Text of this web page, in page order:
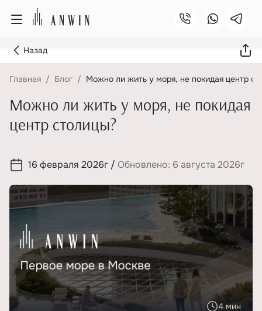
Назад
Главная Блог Можно ли жить у моря, не покидая центр
Можно ли жить у моря, не покидая
центр столицы?
16 февраля 2026г / Обновлено: 6 августа 2026г
4 мин